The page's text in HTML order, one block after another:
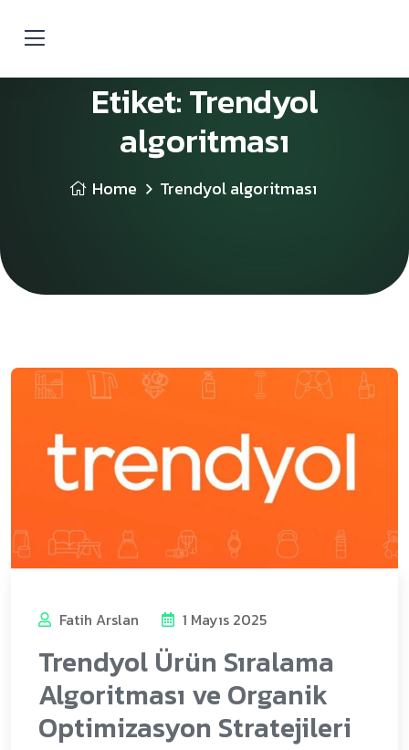
Etiket:Trendyol
algoritması
Home Trendyol algoritması
Fatih Arslan 1 Mayıs 2025
Trendyol Ürün Sıralama
Algoritması ve Organik
Optimizasyon Stratejileri